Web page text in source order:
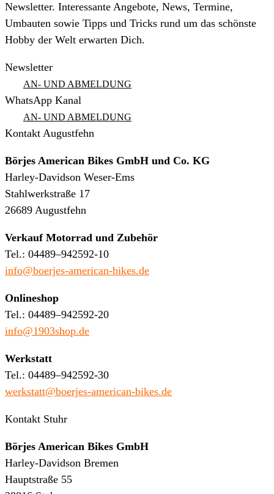
Newsletter. Interessante Angebote, News, Termine,
Umbauten sowie Tipps und Tricks rund um das schönste
Hobby der Welt erwarten Dich.
Newsletter
AN- UND ABMELDUNG
WhatsApp Kanal
AN- UND ABMELDUNG
Kontakt Augustfehn
Börjes American Bikes GmbH und Co. KG
Harley-Davidson Weser-Ems
Stahlwerkstraße 17
26689 Augustfehn
Verkauf Motorrad und Zubehör
Tel.: 04489–942592-10
info@boerjes-american-bikes.de
Onlineshop
Tel.: 04489–942592-20
info@1903shop.de
Werkstatt
Tel.: 04489–942592-30
werkstatt@boerjes-american-bikes.de
Kontakt Stuhr
Börjes American Bikes GmbH
Harley-Davidson Bremen
Hauptstraße 55